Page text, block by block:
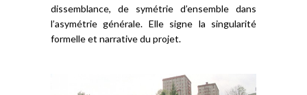
dissemblance, de symétrie d’ensemble dans
l’asymétrie générale. Elle signe la singularité
formelle et narrative du projet.